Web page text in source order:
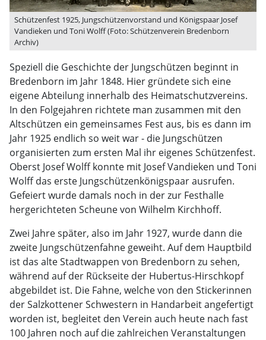
Schützenfest 1925, Jungschützenvorstand und Königspaar Josef
Vandieken und Toni Wolff (Foto: Schützenverein Bredenborn
Archiv)
Speziell die Geschichte der Jungschützen beginnt in
Bredenborn im Jahr 1848. Hier gründete sich eine
eigene Abteilung innerhalb des Heimatschutzvereins.
In den Folgejahren richtete man zusammen mit den
Altschützen ein gemeinsames Fest aus, bis es dann im
Jahr 1925 endlich so weit war - die Jungschützen
organisierten zum ersten Mal ihr eigenes Schützenfest.
Oberst Josef Wolff konnte mit Josef Vandieken und Toni
Wolff das erste Jungschützenkönigspaar ausrufen.
Gefeiert wurde damals noch in der zur Festhalle
hergerichteten Scheune von Wilhelm Kirchhoff.
Zwei Jahre später, also im Jahr 1927, wurde dann die
zweite Jungschützenfahne geweiht. Auf dem Hauptbild
ist das alte Stadtwappen von Bredenborn zu sehen,
während auf der Rückseite der Hubertus-Hirschkopf
abgebildet ist. Die Fahne, welche von den Stickerinnen
der Salzkottener Schwestern in Handarbeit angefertigt
worden ist, begleitet den Verein auch heute nach fast
100 Jahren noch auf die zahlreichen Veranstaltungen